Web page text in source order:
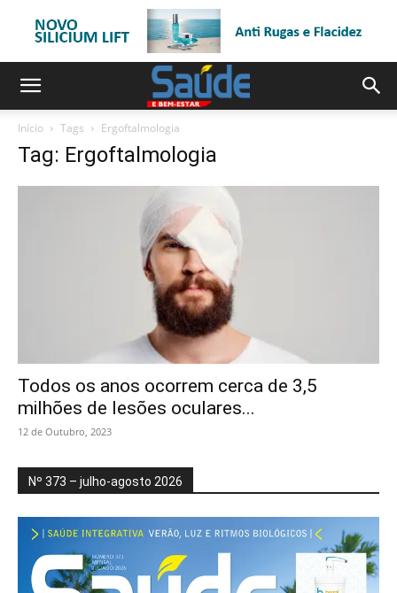
Início Tags Ergoftalmologia
Tag: Ergoftalmologia
Todos os anos ocorrem cerca de 3,5
milhões de lesões oculares...
12 de Outubro, 2023
Nº 373 – julho-agosto 2026